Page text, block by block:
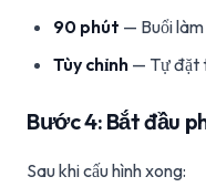
90 phút — Buổi
Tùy chỉnh — Tự đặt
Bước 4: Bắt đầu
Sau khi cấu hình xong: